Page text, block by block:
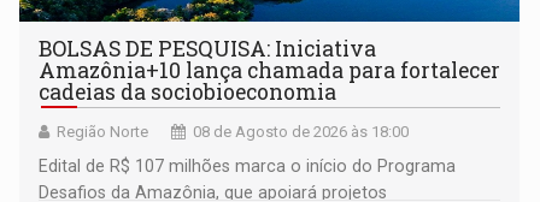
BOLSAS DE PESQUISA: Iniciativa
Amazônia+10 lança chamada para fortalecer
cadeias da sociobioeconomia
Região Norte 08 de Agosto de 2026 às 18:00
Edital de R$ 107 milhões marca o início do Programa
Desafios da Amazônia, que apoiará projetos